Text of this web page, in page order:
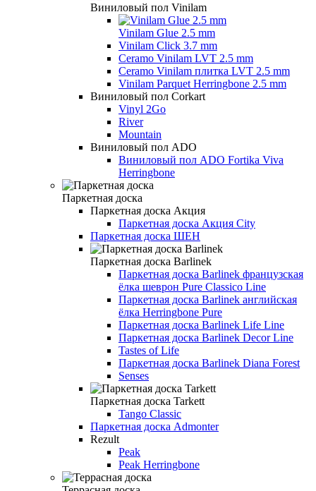
Виниловый пол Vinilam
Vinilam Glue 2.5 mm
Vinilam Click 3.7 mm
Ceramo Vinilam LVT 2.5 mm
Ceramo Vinilam плитка LVT 2.5 mm
Vinilam Parquet Herringbone 2.5 mm
Виниловый пол Corkart
Vinyl 2Go
River
Mountain
Виниловый пол ADO
Виниловый пол ADO Fortika Viva
Herringbone
Паркетная доска
Паркетная доска Акция
Паркетная доска Акция City
Паркетная доска ШЕН
Паркетная доска Barlinek
Паркетная доска Barlinek французская
ёлка шеврон Pure Classico Line
Паркетная доска Barlinek английская
ёлка Herringbone Pure
Паркетная доска Barlinek Life Line
Паркетная доска Barlinek Decor Line
Tastes of Life
Паркетная доска Barlinek Diana Forest
Senses
Паркетная доска Tarkett
Tango Classic
Паркетная доска Admonter
Rezult
Peak
Peak Herringbone